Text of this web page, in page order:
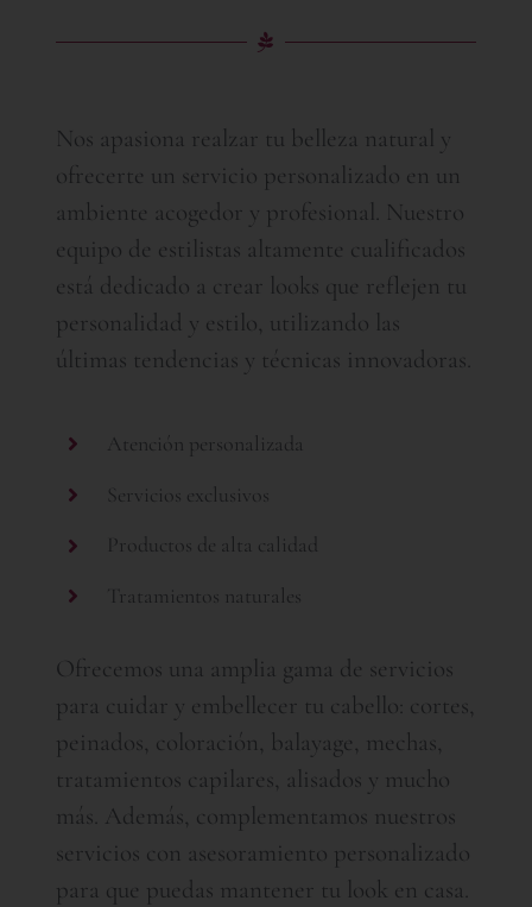
Nos apasiona realzar tu belleza natural y
ofrecerte un servicio personalizado en un
ambiente acogedor y profesional. Nuestro
equipo de estilistas altamente cualificados
está dedicado a crear looks que reflejen tu
personalidad y estilo, utilizando las
últimas tendencias y técnicas innovadoras.
Atención personalizada
Servicios exclusivos
Productos de alta calidad
Tratamientos naturales
Ofrecemos una amplia gama de servicios
para cuidar y embellecer tu cabello: cortes,
peinados, coloración, balayage, mechas,
tratamientos capilares, alisados y mucho
más. Además, complementamos nuestros
servicios con asesoramiento personalizado
para que puedas mantener tu look en casa.